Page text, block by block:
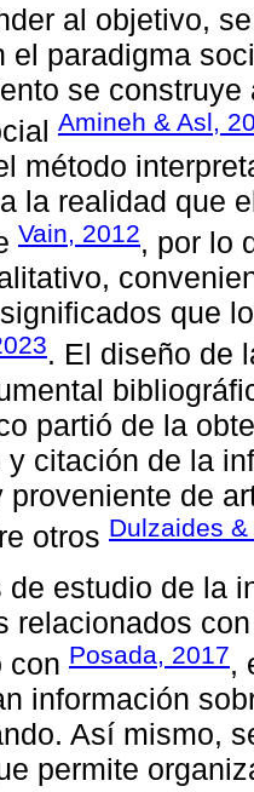
al objetivo,
el paradigma
se
Amineh & Asl,
método
la realidad que
Vain, 2012, por lo
que
. El diseño de
partió de la
y citación de la
proveniente de
otros Dulzaides
de estudio de la
relacionados
con Posada, 2017,
información
Así mismo,
permite